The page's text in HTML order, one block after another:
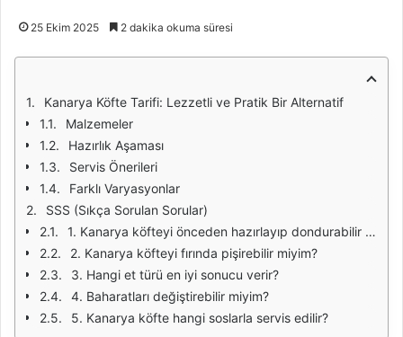
25 Ekim 2025 2 dakika okuma süresi
Kanarya Köfte Tarifi: Lezzetli ve Pratik Bir Alternatif
Malzemeler
Hazırlık Aşaması
Servis Önerileri
Farklı Varyasyonlar
SSS (Sıkça Sorulan Sorular)
1. Kanarya köfteyi önceden hazırlayıp dondurabilir miyim?
2. Kanarya köfteyi fırında pişirebilir miyim?
3. Hangi et türü en iyi sonucu verir?
4. Baharatları değiştirebilir miyim?
5. Kanarya köfte hangi soslarla servis edilir?